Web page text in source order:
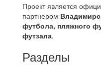
Проект является
партнером
футбола, пляжного
футзала.
Разделы